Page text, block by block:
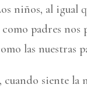
niños, al igual
padres nos
las nuestras
cuando siente la